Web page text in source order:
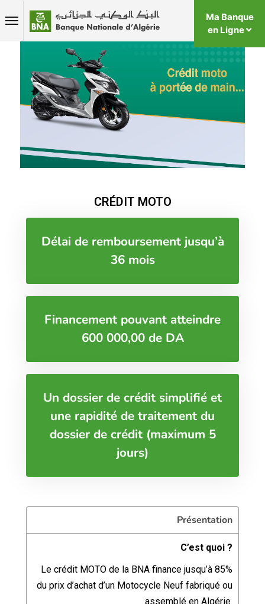
Ma Banque
en Ligne
CRÉDIT MOTO
Délai de remboursement jusqu’à
36 mois
Financement pouvant atteindre
600 000,00 de DA
Un dossier de crédit simplifié et
une rapidité de traitement du
dossier de crédit (maximum 5
jours)
Présentation
C’est quoi ?
Le crédit MOTO de la BNA finance jusqu’à 85%
du prix d’achat d’un Motocycle Neuf fabriqué ou
assemblé en Algérie.